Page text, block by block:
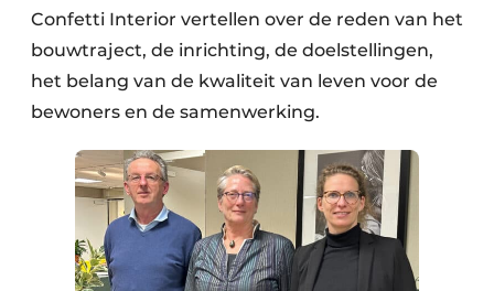
Confetti Interior vertellen over de reden van het
bouwtraject, de inrichting, de doelstellingen,
het belang van de kwaliteit van leven voor de
bewoners en de samenwerking.